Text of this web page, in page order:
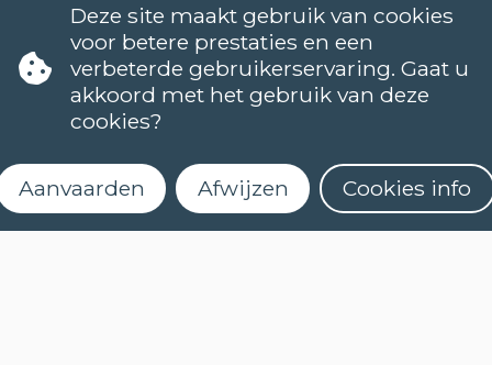
TALEN
NEDERLANDS (NT2)
Deze site maakt gebruik van cookies
voor betere prestaties en een
verbeterde gebruikerservaring. Gaat u
akkoord met het gebruik van deze
cookies?
Aanvaarden Afwijzen Cookies info